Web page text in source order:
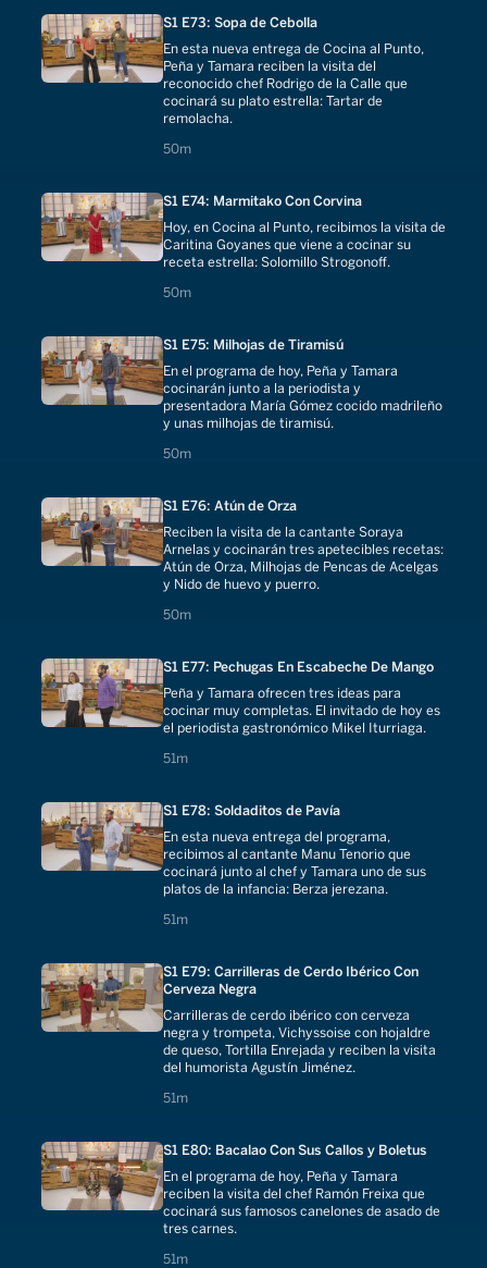
S1 E73: Sopa de Cebolla
En esta nueva entrega de Cocina al Punto,
Peña y Tamara reciben la visita del
reconocido chef Rodrigo de la Calle que
cocinará su plato estrella: Tartar de
remolacha.
50m
50 minutes
S1 E74: Marmitako Con Corvina
Hoy, en Cocina al Punto, recibimos la visita de
Caritina Goyanes que viene a cocinar su
receta estrella: Solomillo Strogonoff.
50m
50 minutes
S1 E75: Milhojas de Tiramisú
En el programa de hoy, Peña y Tamara
cocinarán junto a la periodista y
presentadora María Gómez cocido madrileño
y unas milhojas de tiramisú.
50m
50 minutes
S1 E76: Atún de Orza
Reciben la visita de la cantante Soraya
Arnelas y cocinarán tres apetecibles recetas:
Atún de Orza, Milhojas de Pencas de Acelgas
y Nido de huevo y puerro.
50m
50 minutes
S1 E77: Pechugas En Escabeche De Mango
Peña y Tamara ofrecen tres ideas para
cocinar muy completas. El invitado de hoy es
el periodista gastronómico Mikel Iturriaga.
51m
51 minutes
S1 E78: Soldaditos de Pavía
En esta nueva entrega del programa,
recibimos al cantante Manu Tenorio que
cocinará junto al chef y Tamara uno de sus
platos de la infancia: Berza jerezana.
51m
51 minutes
S1 E79: Carrilleras de Cerdo Ibérico Con
Cerveza Negra
Carrilleras de cerdo ibérico con cerveza
negra y trompeta, Vichyssoise con hojaldre
de queso, Tortilla Enrejada y reciben la visita
del humorista Agustín Jiménez.
51m
51 minutes
S1 E80: Bacalao Con Sus Callos y Boletus
En el programa de hoy, Peña y Tamara
reciben la visita del chef Ramón Freixa que
cocinará sus famosos canelones de asado de
tres carnes.
51m
51 minutes